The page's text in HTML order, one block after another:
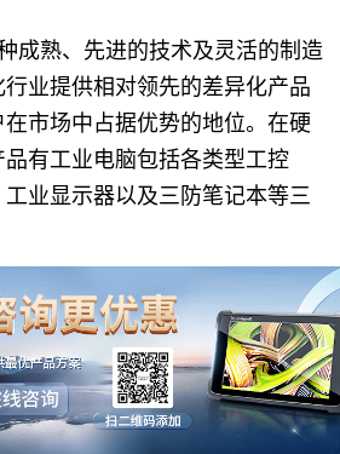
成熟、先进的技术及灵活的制造
业提供相对领先的差异化产品
市场中占据优势的地位。在硬
有工业电脑包括各类型工控
业显示器以及三防笔记本等三